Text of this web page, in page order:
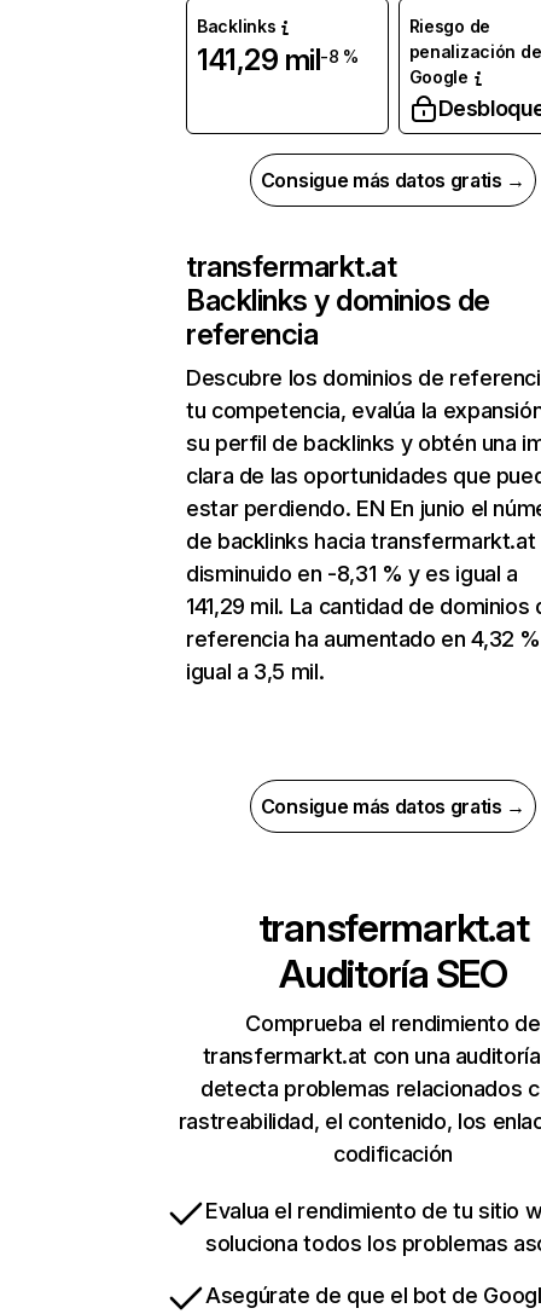
Backlinks
141,29 mil-8 %
Riesgo de
penalización de
Google
Consigue más datos gratis →
transfermarkt.at
Backlinks y dominios de
referencia
Descubre los dominios de
tu competencia, evalúa la
su perfil de backlinks y obtén una
clara de las oportunidades que
estar perdiendo. EN En junio el
de backlinks hacia transfermarkt.at
disminuido en -8,31 % y es igual a
141,29 mil. La cantidad de dominios
referencia ha aumentado en 4,32
igual a 3,5 mil.
Consigue más datos gratis →
transfermarkt.at
Auditoría SEO
Comprueba el rendimiento de
transfermarkt.at con una
detecta problemas relacionados
rastreabilidad, el contenido, los
codificación
Evalua el rendimiento de tu sitio
soluciona todos los problemas
Asegúrate de que el bot de